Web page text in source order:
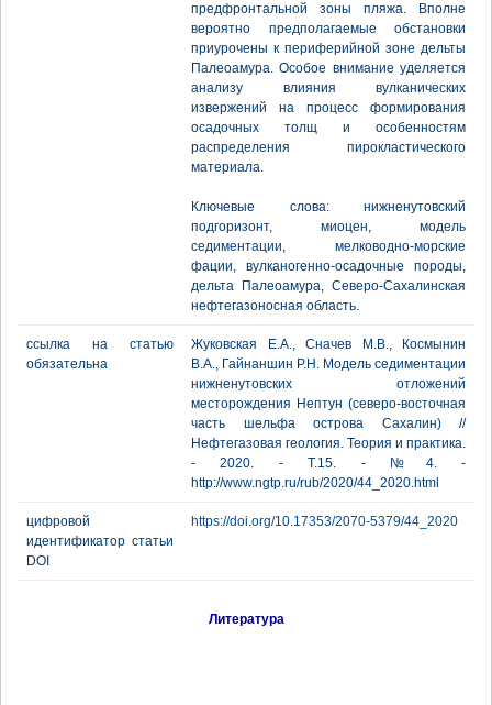
предфронтальной зоны пляжа. Вполне
вероятно предполагаемые обстановки
приурочены к периферийной зоне дельты
Палеоамура. Особое внимание уделяется
анализу влияния вулканических
извержений на процесс формирования
осадочных толщ и особенностям
распределения пирокластического
материала.
Ключевые слова: нижненутовский
подгоризонт, миоцен, модель
седиментации, мелководно-морские
фации, вулканогенно-осадочные породы,
дельта Палеоамура, Северо-Сахалинская
нефтегазоносная область.
ссылка на статью
обязательна
Жуковская Е.А., Сначев М.В., Космынин
В.А., Гайнаншин Р.Н. Модель седиментации
нижненутовских отложений
месторождения Нептун (северо-восточная
часть шельфа острова Сахалин) //
Нефтегазовая геология. Теория и практика.
- 2020. - Т.15. - №4. -
http://www.ngtp.ru/rub/2020/44_2020.html
цифровой
идентификатор статьи
DOI
https://doi.org/10.17353/2070-5379/44_2020
Литература